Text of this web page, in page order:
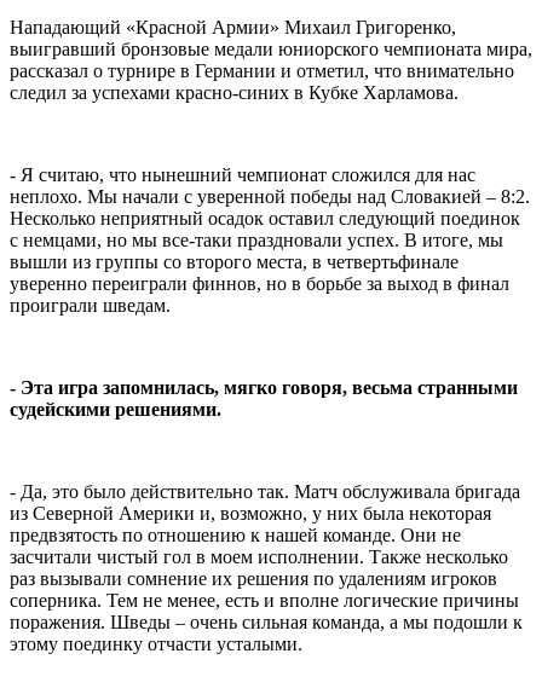
Нападающий «Красной Армии» Михаил Григоренко,
выигравший бронзовые медали юниорского чемпионата мира,
рассказал о турнире в Германии и отметил, что внимательно
следил за успехами красно-синих в Кубке Харламова.
- Я считаю, что нынешний чемпионат сложился для нас
неплохо. Мы начали с уверенной победы над Словакией – 8:2.
Несколько неприятный осадок оставил следующий поединок
с немцами, но мы все-таки праздновали успех. В итоге, мы
вышли из группы со второго места, в четвертьфинале
уверенно переиграли финнов, но в борьбе за выход в финал
проиграли шведам.
- Эта игра запомнилась, мягко говоря, весьма странными
судейскими решениями.
- Да, это было действительно так. Матч обслуживала бригада
из Северной Америки и, возможно, у них была некоторая
предвзятость по отношению к нашей команде. Они не
засчитали чистый гол в моем исполнении. Также несколько
раз вызывали сомнение их решения по удалениям игроков
соперника. Тем не менее, есть и вполне логические причины
поражения. Шведы – очень сильная команда, а мы подошли к
этому поединку отчасти усталыми.